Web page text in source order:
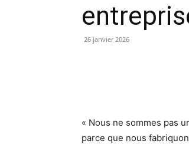
26 janvier 2026
« Nous ne sommes pas
parce que nous